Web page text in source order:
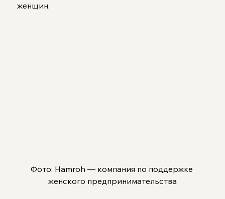
женщин.
Фото: Hamroh — компания по поддержке
женского предпринимательства